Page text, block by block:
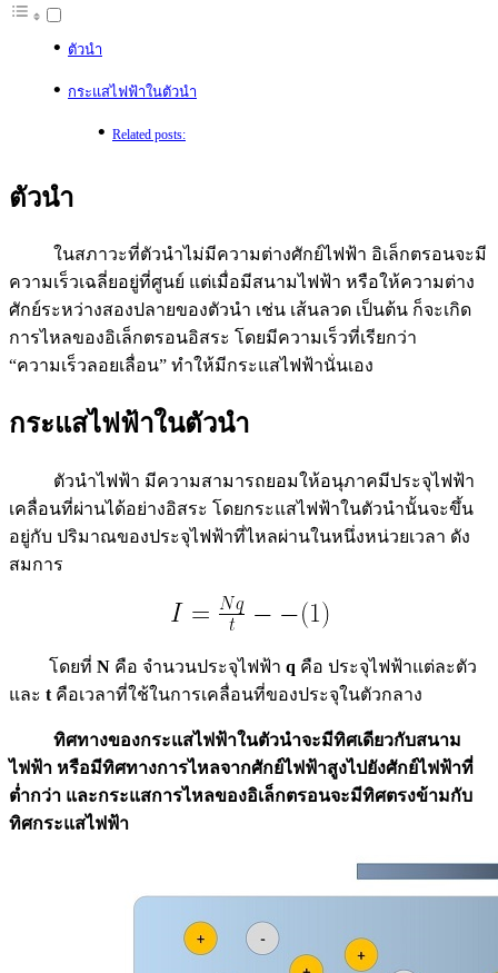
ตัวนำ
กระแสไฟฟ้าในตัวนำ
Related posts:
ตัวนำ
ในสภาวะที่ตัวนำไม่มีความต่างศักย์ไฟฟ้า อิเล็กตรอนจะมี
ความเร็วเฉลี่ยอยู่ที่ศูนย์ แต่เมื่อมีสนามไฟฟ้า หรือให้ความต่าง
ศักย์ระหว่างสองปลายของตัวนำ เช่น เส้นลวด เป็นต้น ก็จะเกิด
การไหลของอิเล็กตรอนอิสระ โดยมีความเร็วที่เรียกว่า
“ความเร็วลอยเลื่อน” ทำให้มีกระแสไฟฟ้านั่นเอง
กระแสไฟฟ้าในตัวนำ
ตัวนำไฟฟ้า มีความสามารถยอมให้อนุภาคมีประจุไฟฟ้า
เคลื่อนที่ผ่านได้อย่างอิสระ โดยกระแสไฟฟ้าในตัวนำนั้นจะขึ้น
อยู่กับ ปริมาณของประจุไฟฟ้าที่ไหลผ่านในหนึ่งหน่วยเวลา ดัง
สมการ
โดยที่ N คือ จำนวนประจุไฟฟ้า q คือ ประจุไฟฟ้าแต่ละตัว
และ t คือเวลาที่ใช้ในการเคลื่อนที่ของประจุในตัวกลาง
ทิศทางของกระแสไฟฟ้าในตัวนำจะมีทิศเดียวกับสนาม
ไฟฟ้า หรือมีทิศทางการไหลจากศักย์ไฟฟ้าสูงไปยังศักย์ไฟฟ้าที่
ต่ำกว่า และกระแสการไหลของอิเล็กตรอนจะมีทิศตรงข้ามกับ
ทิศกระแสไฟฟ้า